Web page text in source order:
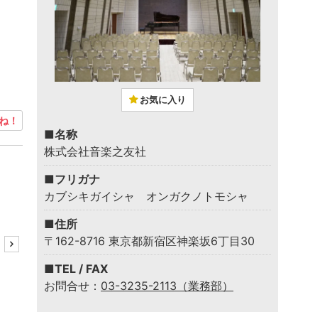
！
お気に入り
■名称
株式会社音楽之友社
■フリガナ
カブシキガイシャ オンガクノトモシャ
■住所
〒162-8716 東京都新宿区神楽坂6丁目30
■TEL / FAX
お問合せ： 03-3235-2113（業務部）